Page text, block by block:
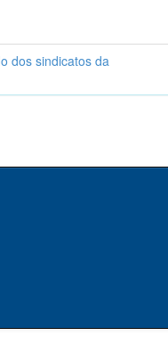
dos sindicatos da